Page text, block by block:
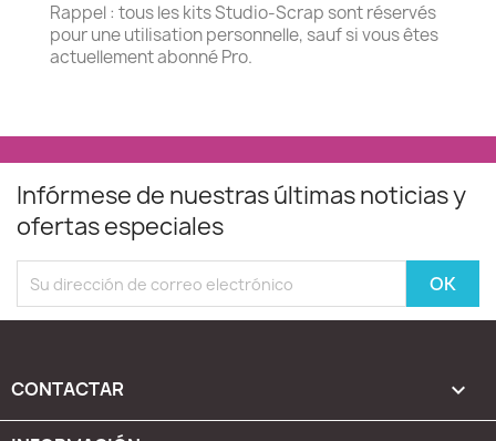
Rappel : tous les kits Studio-Scrap sont réservés
pour une utilisation personnelle, sauf si vous êtes
actuellement abonné Pro.
Infórmese de nuestras últimas noticias y
ofertas especiales
CONTACTAR 